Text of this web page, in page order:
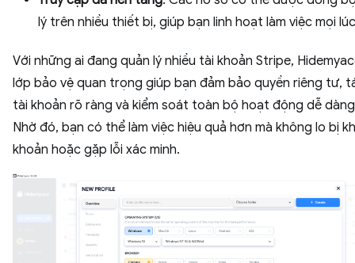
lý trên nhiều thiết bị, giúp bạn linh hoạt làm việc mọi
Với những ai đang quản lý nhiều tài khoản Stripe,
lớp bảo vệ quan trọng giúp bạn đảm bảo quyền riêng tư,
tài khoản rõ ràng và kiểm soát toàn bộ hoạt động dễ
Nhờ đó, bạn có thể làm việc hiệu quả hơn mà không lo bị
khoản hoặc gặp lỗi xác minh.